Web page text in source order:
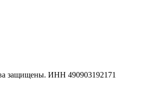
защищены. ИНН 490903192171